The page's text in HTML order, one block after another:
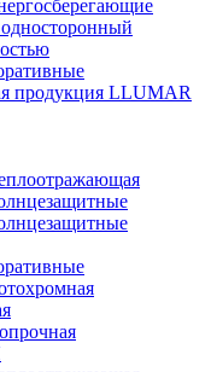
продукция LLUMAR